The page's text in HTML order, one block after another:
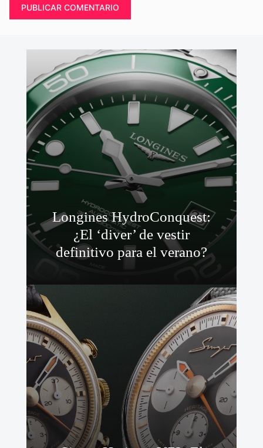
Longines HydroConquest:
¿El ‘diver’ de vestir
definitivo para el verano?